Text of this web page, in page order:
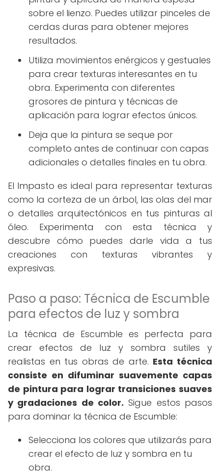
sobre el lienzo. Puedes utilizar pinceles de
cerdas duras para obtener mejores
resultados.
Utiliza movimientos enérgicos y gestuales
para crear texturas interesantes en tu
obra. Experimenta con diferentes
grosores de pintura y técnicas de
aplicación para lograr efectos únicos.
Deja que la pintura se seque por
completo antes de continuar con capas
adicionales o detalles finales en tu obra.
El Impasto es ideal para representar texturas
como la corteza de un árbol, las olas del mar
o detalles arquitectónicos en tus pinturas al
óleo. Experimenta con esta técnica y
descubre cómo puedes darle vida a tus
creaciones con texturas vibrantes y
expresivas.
Paso a paso: Técnica de Escumble
para efectos de luz y sombra
La técnica de Escumble es perfecta para
crear efectos de luz y sombra sutiles y
realistas en tus obras de arte. Esta técnica
consiste en difuminar suavemente capas
de pintura para lograr transiciones suaves
y gradaciones de color. Sigue estos pasos
para dominar la técnica de Escumble:
Selecciona los colores que utilizarás para
crear el efecto de luz y sombra en tu
obra.